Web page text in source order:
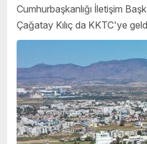
Cumhurbaşkanlığı İletişim
Çağatay Kılıç da KKTC'ye